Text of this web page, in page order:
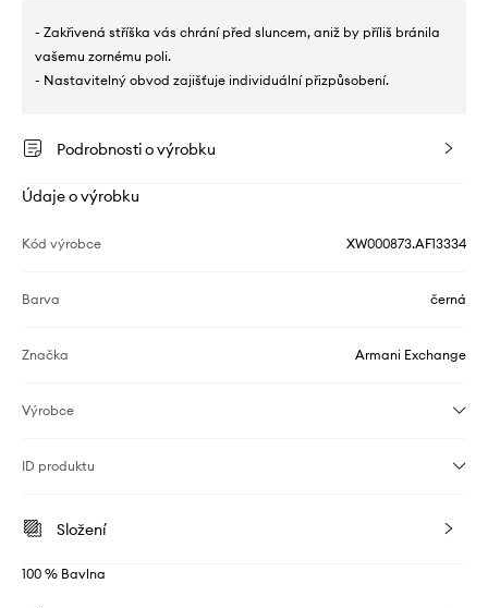
- Zakřivená stříška vás chrání před sluncem, aniž by příliš bránila
vašemu zornému poli.
- Nastavitelný obvod zajišťuje individuální přizpůsobení.
Podrobnosti o výrobku
Údaje o výrobku
Kód výrobce XW000873.AF13334
Barva černá
Značka Armani Exchange
Výrobce
ID produktu
Složení
100 % Bavlna